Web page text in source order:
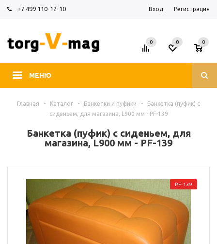
+7 499 110-12-10 Вход Регистрация
МЕНЮ
0 0
0
Главная - Каталог - Банкетки и пуфики -
Банкетка (пуфик) с
сиденьем, для магазина, L900 мм - PF-139
Банкетка (пуфик) с сиденьем, для
магазина, L900 мм - PF-139
PF-139